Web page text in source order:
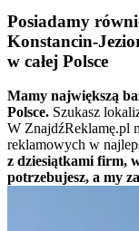
Posiadamy
Konstancin-
w całej Polsce
Mamy największą
Polsce. Szukasz
W ZnajdźReklamę.pl
reklamowych w
z dziesiątkami firm,
potrzebujesz, a my